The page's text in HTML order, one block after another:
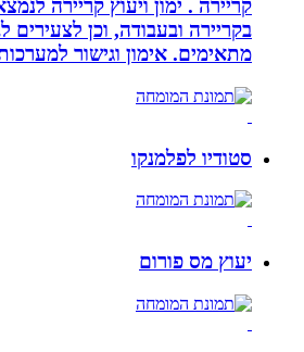
קריירה . ימון ויעוץ קריירה
בקריירה ובעבודה, וכן לצעירים
מתאימים. אימון וגישור למערכות
סטודיו לפלמנקו
יעוץ מס פורום